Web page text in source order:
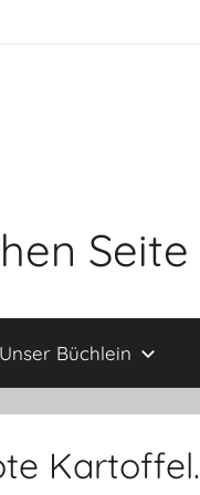
Seite
Unser Büchlein
Kartoffel.